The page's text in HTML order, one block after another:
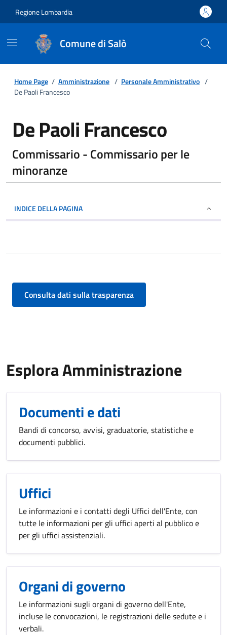
Regione Lombardia
Comune di Salò
Home Page / Amministrazione / Personale Amministrativo /
De Paoli Francesco
De Paoli Francesco
Commissario - Commissario per le
minoranze
INDICE DELLA PAGINA
Consulta dati sulla trasparenza
Esplora Amministrazione
Documenti e dati
Bandi di concorso, avvisi, graduatorie, statistiche e
documenti pubblici.
Uffici
Le informazioni e i contatti degli Uffici dell'Ente, con
tutte le informazioni per gli uffici aperti al pubblico e
per gli uffici assistenziali.
Organi di governo
Le informazioni sugli organi di governo dell'Ente,
incluse le convocazioni, le registrazioni delle sedute e i
verbali.